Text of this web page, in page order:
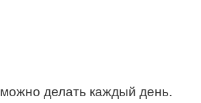
делать каждый день.